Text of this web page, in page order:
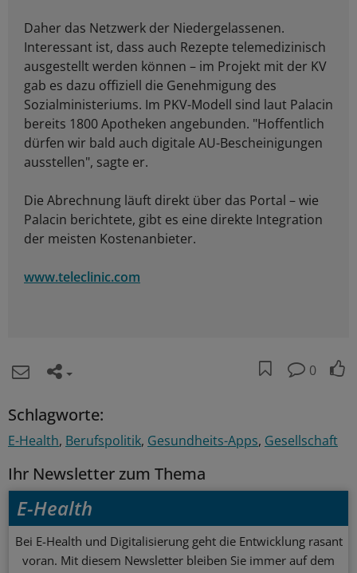
Daher das Netzwerk der Niedergelassenen.
Interessant ist, dass auch Rezepte telemedizinisch
ausgestellt werden können – im Projekt mit der KV
gab es dazu offiziell die Genehmigung des
Sozialministeriums. Im PKV-Modell sind laut Palacin
bereits 1800 Apotheken angebunden. "Hoffentlich
dürfen wir bald auch digitale AU-Bescheinigungen
ausstellen", sagte er.
Die Abrechnung läuft direkt über das Portal – wie
Palacin berichtete, gibt es eine direkte Integration
der meisten Kostenanbieter.
www.teleclinic.com
0
Schlagworte:
E-Health Berufspolitik Gesundheits-Apps Gesellschaft
Ihr Newsletter zum Thema
E-Health
Bei E-Health und Digitalisierung geht die Entwicklung rasant
voran. Mit diesem Newsletter bleiben Sie immer auf dem